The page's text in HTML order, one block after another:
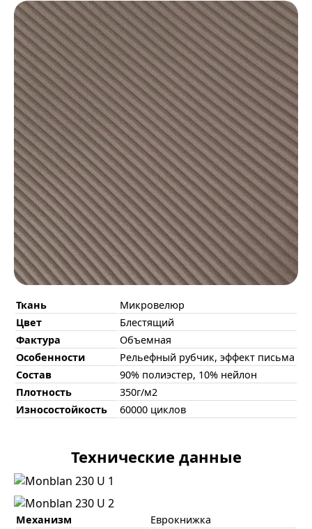
Ткань
Микровелюр
Цвет
Блестящий
Фактура
Объемная
Особенности
Рельефный рубчик, эффект письма
Состав
90% полиэстер, 10% нейлон
Плотность
350г/м2
Износостойкость
60000 циклов
Технические данные
Механизм
Еврокнижка